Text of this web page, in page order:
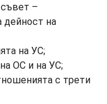
–
дейност на
на УС;
ОС и на УС;
с трети